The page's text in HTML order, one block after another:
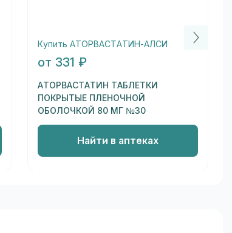
Купить АТОРВАСТАТИН-АЛСИ
от 331 ₽
АТОРВАСТАТИН ТАБЛЕТКИ
ПОКРЫТЫЕ ПЛЕНОЧНОЙ
ОБОЛОЧКОЙ 80 МГ №30
Найти в аптеках